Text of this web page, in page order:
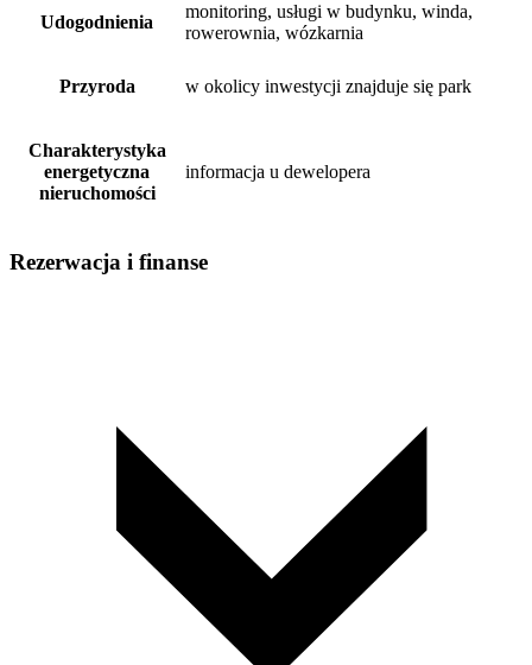
Udogodnienia
monitoring, usługi w budynku, winda,
rowerownia, wózkarnia
Przyroda w okolicy inwestycji znajduje się park
Charakterystyka
energetyczna
nieruchomości
informacja u dewelopera
Rezerwacja i finanse